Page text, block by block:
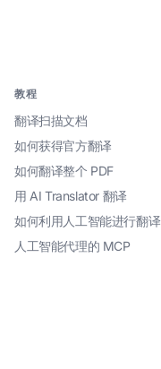
教程
翻译扫描文档
如何获得官方翻译
如何翻译整个 PDF
用 AI Translator 翻译
如何利用人工智能进行翻译
人工智能代理的 MCP